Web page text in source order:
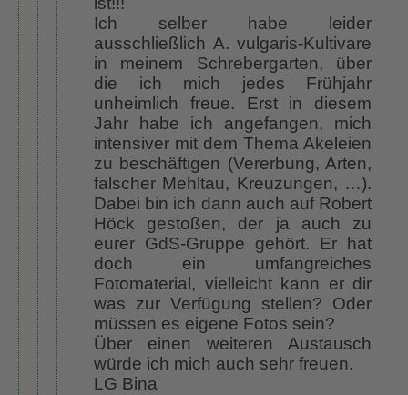
Ich selber habe leider
ausschließlich A. vulgaris-Kultivare
in meinem Schrebergarten, über
die ich mich jedes Frühjahr
unheimlich freue. Erst in diesem
Jahr habe ich angefangen, mich
intensiver mit dem Thema Akeleien
zu beschäftigen (Vererbung, Arten,
falscher Mehltau, Kreuzungen, …).
Dabei bin ich dann auch auf Robert
Höck gestoßen, der ja auch zu
eurer GdS-Gruppe gehört. Er hat
doch ein umfangreiches
Fotomaterial, vielleicht kann er dir
was zur Verfügung stellen? Oder
müssen es eigene Fotos sein?
Über einen weiteren Austausch
würde ich mich auch sehr freuen.
LG Bina